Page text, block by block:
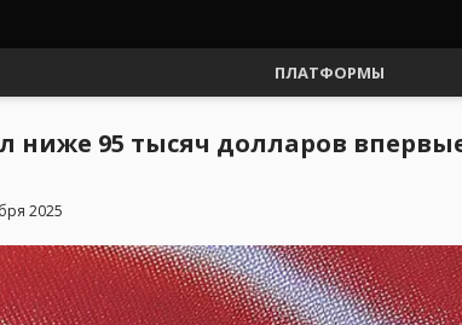
ПЛАТФОРМЫ
ниже 95 тысяч долларов
2025